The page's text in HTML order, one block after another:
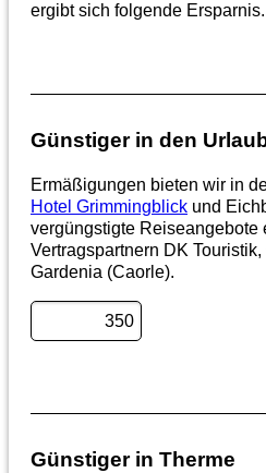
ergibt sich folgende Ersparnis.
Günstiger in den
Ermäßigungen bieten wir in
Hotel Grimmingblick und
vergüngstigte Reiseangebote
Vertragspartnern DK
Gardenia (Caorle).
Günstiger in Therme